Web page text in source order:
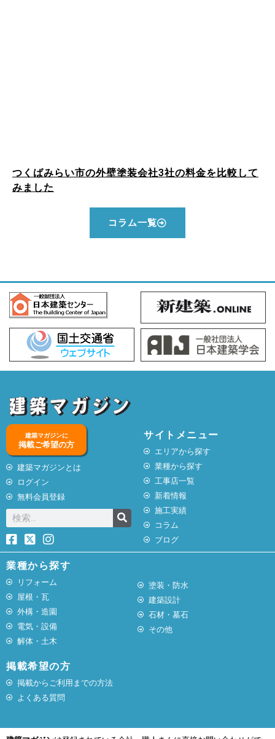
つくばみらい市の外壁塗装会社3社の料金を比較して
みました
コラム一覧
建築マガジンに
掲載ご希望の方
建築マガジンとは
ログイン
無料会員登録
サイトメニュー
エリアから探す
業種から探す
工事店一覧
新着情報
施工実績
コラム
ブログ
業種から探す
リフォーム
屋根・瓦
外構・造園
電気・設備
解体・土木
塗装・防水
建築設計
石材・墓石
その他
掲載希望の方
掲載からご利用までの方法
よくある質問